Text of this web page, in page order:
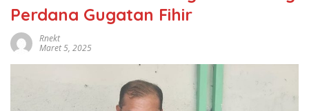
Perdana Gugatan Fihir
Rnekt
Maret 5, 2025